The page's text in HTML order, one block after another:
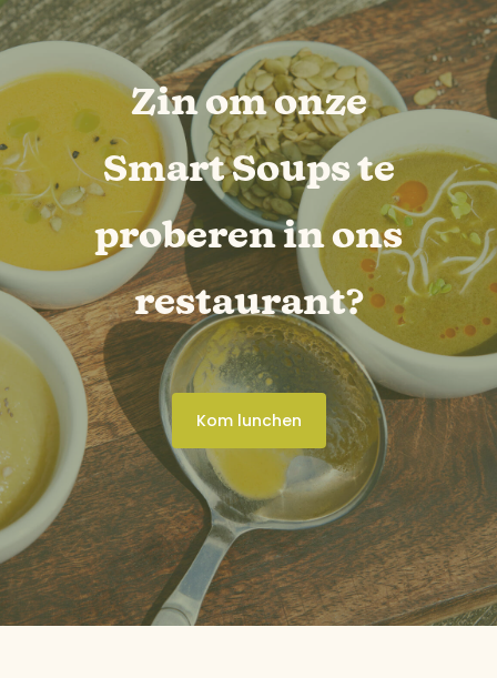
Zin om onze
Smart Soups te
proberen in ons
restaurant?
Kom lunchen